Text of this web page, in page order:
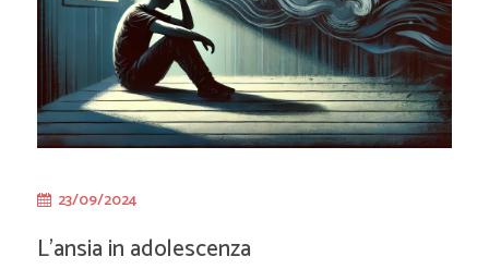
23/09/2024
L’ansia in adolescenza